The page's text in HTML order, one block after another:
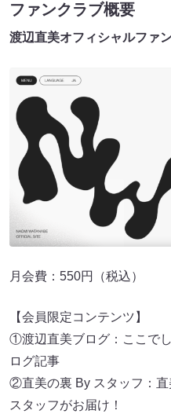
ファンクラブ概要
渡辺直美オフィシャルファ
月会費：550円（税込）
【会員限定コンテンツ】
①渡辺直美ブログ：ここで
ログ記事
②直美の裏 By スタッフ：
スタッフがお届け！